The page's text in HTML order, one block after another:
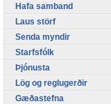
Hafa samband
Laus störf
Senda myndir
Starfsfólk
Þjónusta
Lög og reglugerðir
Gæðastefna